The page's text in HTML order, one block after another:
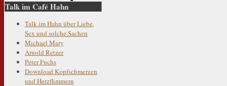
Talk im Café Hahn
Talk im Hahn über Liebe,
Sex und solche Sachen
Michael Mary
Arnold Retzer
Peter Fuchs
Download Kopfschmerzen
und Herzflimmern